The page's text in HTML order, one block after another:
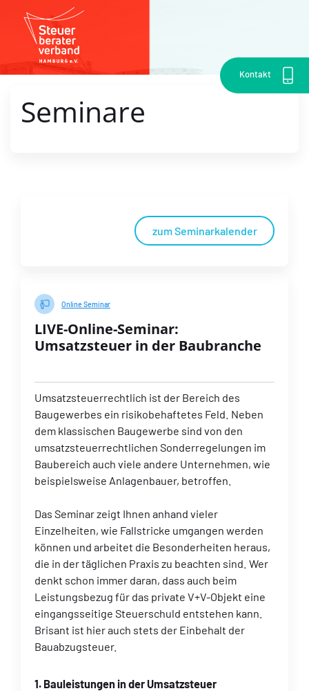
Kontakt
Seminare
zum Seminarkalender
Online Seminar
LIVE-Online-Seminar:
Umsatzsteuer in der Baubranche
Umsatzsteuerrechtlich ist der Bereich des
Baugewerbes ein risikobehaftetes Feld. Neben
dem klassischen Baugewerbe sind von den
umsatzsteuerrechtlichen Sonderregelungen im
Baubereich auch viele andere Unternehmen, wie
beispielsweise Anlagenbauer, betroffen.
Das Seminar zeigt Ihnen anhand vieler
Einzelheiten, wie Fallstricke umgangen werden
können und arbeitet die Besonderheiten heraus,
die in der täglichen Praxis zu beachten sind. Wer
denkt schon immer daran, dass auch beim
Leistungsbezug für das private V+V-Objekt eine
eingangsseitige Steuerschuld entstehen kann.
Brisant ist hier auch stets der Einbehalt der
Bauabzugsteuer.
1. Bauleistungen in der Umsatzsteuer